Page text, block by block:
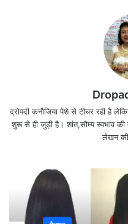
प्रत्येक विचार के साथ
प्रभावशाली बनाता है।
25 सकारात्मक
in Hindi)
“हर सुबह एक नया
द्रोपदी कनौजिया पेशे से टीचर रही है
शुरू से ही जुड़ी है। शांत,सौम्य स्वभाव की
लेखन की